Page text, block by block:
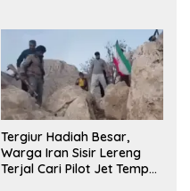
Tergiur Hadiah Besar,
Warga Iran Sisir Lereng
Terjal Cari Pilot Jet Tempur